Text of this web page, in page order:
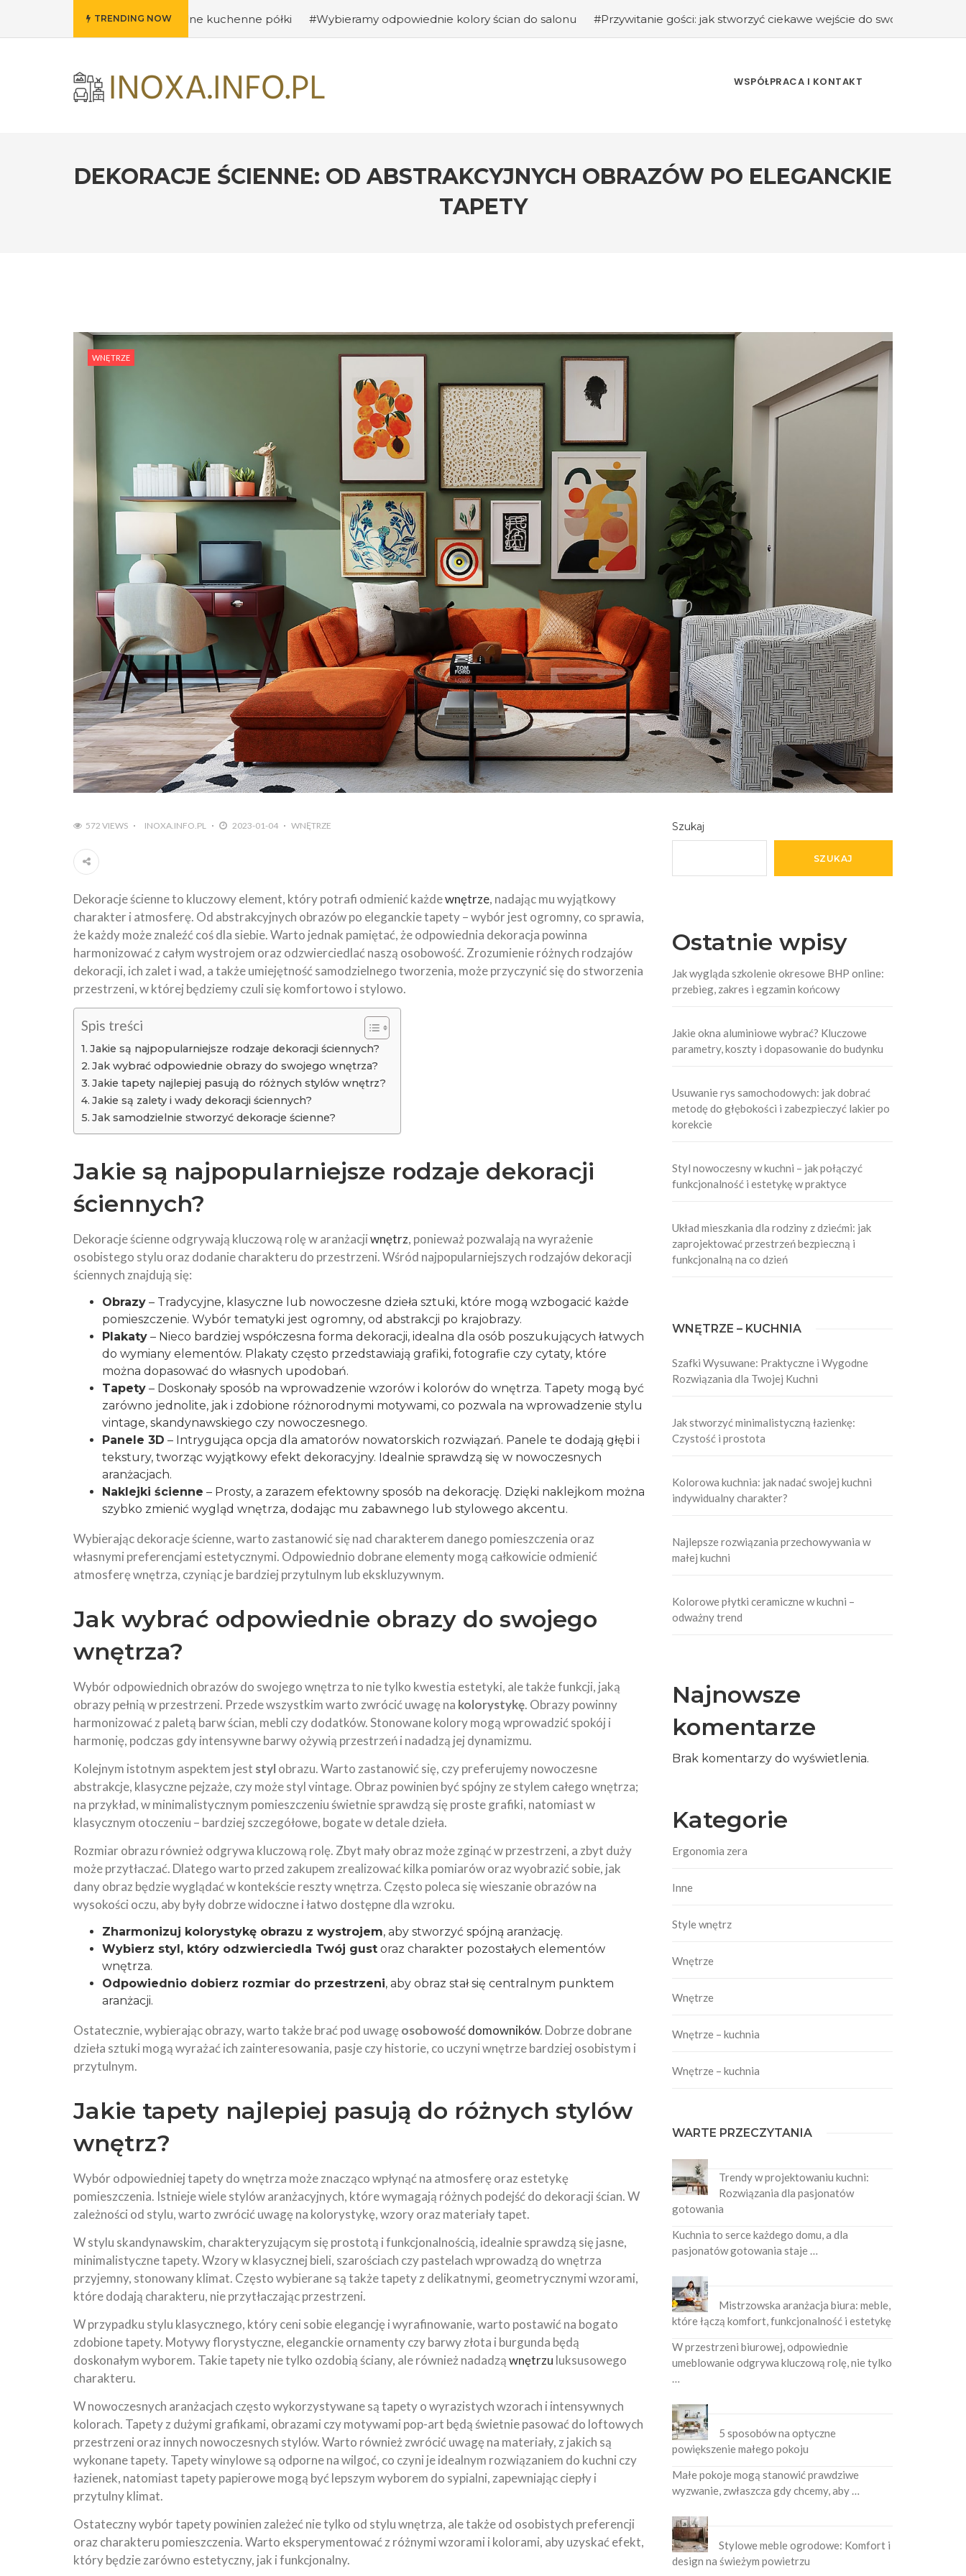
TRENDING NOW
na oryginalne kuchenne półki #Wybieramy odpowiednie kolory ścian do salonu #Przywitanie gości: jak stworzyć ciekawe wejście do swojego domu? #Kuchnia
WSPÓŁPRACA I KONTAKT
DEKORACJE ŚCIENNE: OD ABSTRAKCYJNYCH OBRAZÓW PO ELEGANCKIE
TAPETY
WNĘTRZE
572 VIEWS INOXA.INFO.PL 2023-01-04 WNĘTRZE
Dekoracje ścienne to kluczowy element, który potrafi odmienić każdewnętrze, nadając mu wyjątkowy
charakter i atmosferę. Od abstrakcyjnych obrazów po eleganckie tapety – wybór jest ogromny, co sprawia,
że każdy może znaleźć coś dla siebie. Warto jednak pamiętać, że odpowiednia dekoracja powinna
harmonizować z całym wystrojem oraz odzwierciedlać naszą osobowość. Zrozumienie różnych rodzajów
dekoracji, ich zalet i wad, a także umiejętność samodzielnego tworzenia, może przyczynić się do stworzenia
przestrzeni, w której będziemy czuli się komfortowo i stylowo.
Spis treści
Jakie są najpopularniejsze rodzaje dekoracji ściennych?
Jak wybrać odpowiednie obrazy do swojego wnętrza?
Jakie tapety najlepiej pasują do różnych stylów wnętrz?
Jakie są zalety i wady dekoracji ściennych?
Jak samodzielnie stworzyć dekoracje ścienne?
Jakie są najpopularniejsze rodzaje dekoracji
ściennych?
Dekoracje ścienne odgrywają kluczową rolę w aranżacjiwnętrz, ponieważ pozwalają na wyrażenie
osobistego stylu oraz dodanie charakteru do przestrzeni. Wśród najpopularniejszych rodzajów dekoracji
ściennych znajdują się:
Obrazy – Tradycyjne, klasyczne lub nowoczesne dzieła sztuki, które mogą wzbogacić każde
pomieszczenie. Wybór tematyki jest ogromny, od abstrakcji po krajobrazy.
Plakaty – Nieco bardziej współczesna forma dekoracji, idealna dla osób poszukujących łatwych
do wymiany elementów. Plakaty często przedstawiają grafiki, fotografie czy cytaty, które
można dopasować do własnych upodobań.
Tapety – Doskonały sposób na wprowadzenie wzorów i kolorów do wnętrza. Tapety mogą być
zarówno jednolite, jak i zdobione różnorodnymi motywami, co pozwala na wprowadzenie stylu
vintage, skandynawskiego czy nowoczesnego.
Panele 3D – Intrygująca opcja dla amatorów nowatorskich rozwiązań. Panele te dodają głębi i
tekstury, tworząc wyjątkowy efekt dekoracyjny. Idealnie sprawdzą się w nowoczesnych
aranżacjach.
Naklejki ścienne – Prosty, a zarazem efektowny sposób na dekorację. Dzięki naklejkom można
szybko zmienić wygląd wnętrza, dodając mu zabawnego lub stylowego akcentu.
Wybierając dekoracje ścienne, warto zastanowić się nad charakterem danego pomieszczenia oraz
własnymi preferencjami estetycznymi. Odpowiednio dobrane elementy mogą całkowicie odmienić
atmosferę wnętrza, czyniąc je bardziej przytulnym lub ekskluzywnym.
Jak wybrać odpowiednie obrazy do swojego
wnętrza?
Wybór odpowiednich obrazów do swojego wnętrza to nie tylko kwestia estetyki, ale także funkcji, jaką
obrazy pełnią w przestrzeni. Przede wszystkim warto zwrócić uwagę na kolorystykę. Obrazy powinny
harmonizować z paletą barw ścian, mebli czy dodatków. Stonowane kolory mogą wprowadzić spokój i
harmonię, podczas gdy intensywne barwy ożywią przestrzeń i nadadzą jej dynamizmu.
Kolejnym istotnym aspektem jest stylobrazu. Warto zastanowić się, czy preferujemy nowoczesne
abstrakcje, klasyczne pejzaże, czy może styl vintage. Obraz powinien być spójny ze stylem całego wnętrza;
na przykład, w minimalistycznym pomieszczeniu świetnie sprawdzą się proste grafiki, natomiast w
klasycznym otoczeniu – bardziej szczegółowe, bogate w detale dzieła.
Rozmiar obrazu również odgrywa kluczową rolę. Zbyt mały obraz może zginąć w przestrzeni, a zbyt duży
może przytłaczać. Dlatego warto przed zakupem zrealizować kilka pomiarów oraz wyobrazić sobie, jak
dany obraz będzie wyglądać w kontekście reszty wnętrza. Często poleca się wieszanie obrazów na
wysokości oczu, aby były dobrze widoczne i łatwo dostępne dla wzroku.
Zharmonizuj kolorystykę obrazu z wystrojem, aby stworzyć spójną aranżację.
Wybierz styl, który odzwierciedla Twój gust oraz charakter pozostałych elementów
wnętrza.
Odpowiednio dobierz rozmiar do przestrzeni, aby obraz stał się centralnym punktem
aranżacji.
Ostatecznie, wybierając obrazy, warto także brać pod uwagę osobowośćdomowników. Dobrze dobrane
dzieła sztuki mogą wyrażać ich zainteresowania, pasje czy historie, co uczyni wnętrze bardziej osobistym i
przytulnym.
Jakie tapety najlepiej pasują do różnych stylów
wnętrz?
Wybór odpowiedniej tapety do wnętrza może znacząco wpłynąć na atmosferę oraz estetykę
pomieszczenia. Istnieje wiele stylów aranżacyjnych, które wymagają różnych podejść do dekoracji ścian. W
zależności od stylu, warto zwrócić uwagę na kolorystykę, wzory oraz materiały tapet.
W stylu skandynawskim, charakteryzującym się prostotą i funkcjonalnością, idealnie sprawdzą się jasne,
minimalistyczne tapety. Wzory w klasycznej bieli, szarościach czy pastelach wprowadzą do wnętrza
przyjemny, stonowany klimat. Często wybierane są także tapety z delikatnymi, geometrycznymi wzorami,
które dodają charakteru, nie przytłaczając przestrzeni.
W przypadku stylu klasycznego, który ceni sobie elegancję i wyrafinowanie, warto postawić na bogato
zdobione tapety. Motywy florystyczne, eleganckie ornamenty czy barwy złota i burgunda będą
doskonałym wyborem. Takie tapety nie tylko ozdobią ściany, ale również nadadząwnętrzu luksusowego
charakteru.
W nowoczesnych aranżacjach często wykorzystywane są tapety o wyrazistych wzorach i intensywnych
kolorach. Tapety z dużymi grafikami, obrazami czy motywami pop-art będą świetnie pasować do loftowych
przestrzeni oraz innych nowoczesnych stylów. Warto również zwrócić uwagę na materiały, z jakich są
wykonane tapety. Tapety winylowe są odporne na wilgoć, co czyni je idealnym rozwiązaniem do kuchni czy
łazienek, natomiast tapety papierowe mogą być lepszym wyborem do sypialni, zapewniając ciepły i
przytulny klimat.
Ostateczny wybór tapety powinien zależeć nie tylko od stylu wnętrza, ale także od osobistych preferencji
oraz charakteru pomieszczenia. Warto eksperymentować z różnymi wzorami i kolorami, aby uzyskać efekt,
który będzie zarówno estetyczny, jak i funkcjonalny.
Szukaj
SZUKAJ
Ostatnie wpisy
Jak wygląda szkolenie okresowe BHP online:
przebieg, zakres i egzamin końcowy
Jakie okna aluminiowe wybrać? Kluczowe
parametry, koszty i dopasowanie do budynku
Usuwanie rys samochodowych: jak dobrać
metodę do głębokości i zabezpieczyć lakier po
korekcie
Styl nowoczesny w kuchni – jak połączyć
funkcjonalność i estetykę w praktyce
Układ mieszkania dla rodziny z dziećmi: jak
zaprojektować przestrzeń bezpieczną i
funkcjonalną na co dzień
WNĘTRZE – KUCHNIA
Szafki Wysuwane: Praktyczne i Wygodne
Rozwiązania dla Twojej Kuchni
Jak stworzyć minimalistyczną łazienkę:
Czystość i prostota
Kolorowa kuchnia: jak nadać swojej kuchni
indywidualny charakter?
Najlepsze rozwiązania przechowywania w
małej kuchni
Kolorowe płytki ceramiczne w kuchni –
odważny trend
Najnowsze
komentarze
Brak komentarzy do wyświetlenia.
Kategorie
Ergonomia zera
Inne
Style wnętrz
Wnętrze
Wnętrze
Wnętrze – kuchnia
Wnętrze – kuchnia
WARTE PRZECZYTANIA
Trendy w projektowaniu kuchni:
Rozwiązania dla pasjonatów
gotowania
Kuchnia to serce każdego domu, a dla
pasjonatów gotowania staje …
Mistrzowska aranżacja biura: meble,
które łączą komfort, funkcjonalność i estetykę
W przestrzeni biurowej, odpowiednie
umeblowanie odgrywa kluczową rolę, nie tylko
…
5 sposobów na optyczne
powiększenie małego pokoju
Małe pokoje mogą stanowić prawdziwe
wyzwanie, zwłaszcza gdy chcemy, aby …
Stylowe meble ogrodowe: Komfort i
design na świeżym powietrzu